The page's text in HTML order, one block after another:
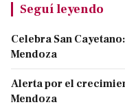
Seguí leyendo
Celebra San
Mendoza
Alerta por el
Mendoza